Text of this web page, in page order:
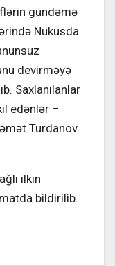
gündəmə
Nukusda
devirməyə
Saxlanılanlar
edənlər –
Turdanov
ilkin
bildirilib.